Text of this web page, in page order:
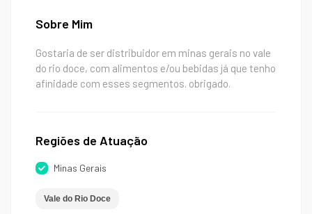
Sobre Mim
Gostaria de ser distribuidor em minas gerais no vale
do rio doce, com alimentos e/ou bebidas já que tenho
afinidade com esses segmentos. obrigado.
Regiões de Atuação
Minas Gerais
Vale do Rio Doce